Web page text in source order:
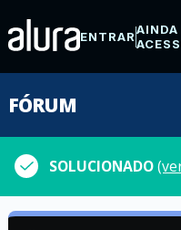
ENTRARAINDA
FÓRUM
SOLUCIONADO